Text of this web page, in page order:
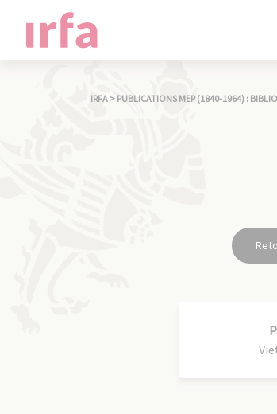
IRFA > PUBLICATIONS MEP (1840-1964) :